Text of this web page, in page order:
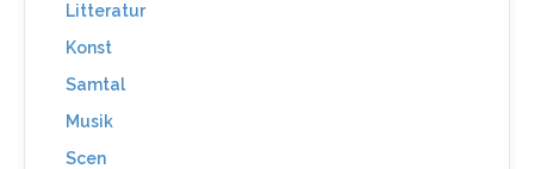
Litteratur
Konst
Samtal
Musik
Scen